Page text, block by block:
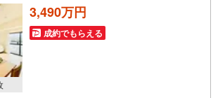
3,490万円
成約でもらえる